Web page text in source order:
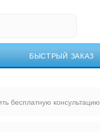
БЫСТРЫЙ ЗАКАЗ
бесплатную консультацию